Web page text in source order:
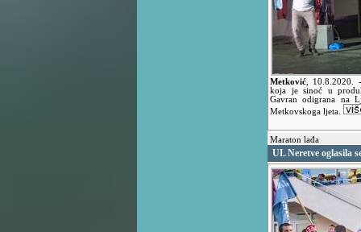
Metković 10.8.2020.
koja je sinoć u
Gavran odigrana na
Metkovskoga ljeta.
Maraton lađa
UL Neretve oglasila